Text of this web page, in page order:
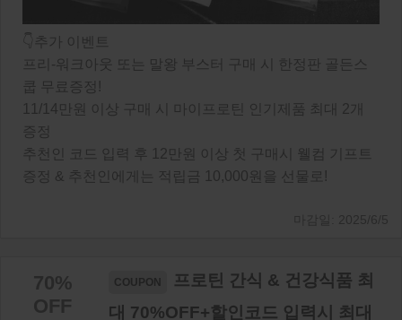
👇추가 이벤트
프리-워크아웃 또는 말왕 부스터 구매 시 한정판 골든스
쿱 무료증정!
11/14만원 이상 구매 시 마이프로틴 인기제품 최대 2개
증정
추천인 코드 입력 후 12만원 이상 첫 구매시 웰컴 기프트
증정 & 추천인에게는 적립금 10,000원을 선물로!
70%
OFF
프로틴 간식 & 건강식품 최
대 70%OFF+할인코드 입력시 최대